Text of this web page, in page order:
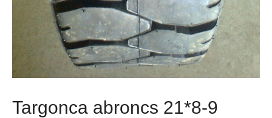
Targonca abroncs 21*8-9